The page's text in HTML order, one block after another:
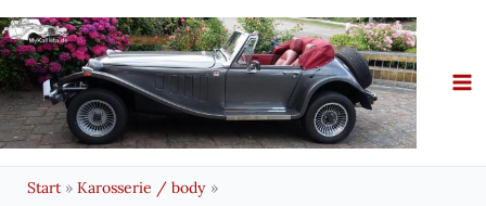
Zum
Inhalt
springen
Start
Karosserie / body